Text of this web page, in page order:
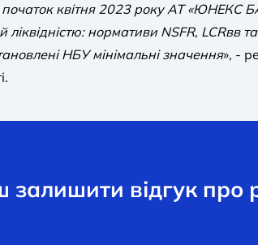
квітня 2023 року АТ «ЮНЕКС
нормативи NSFR, LCRвв
НБУ мінімальні значення», -
залишити відгук про